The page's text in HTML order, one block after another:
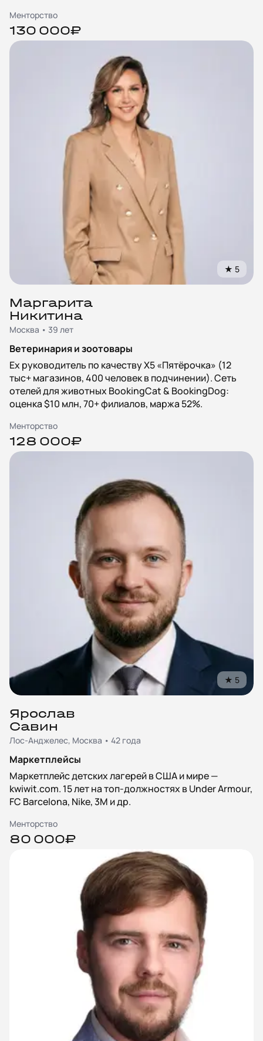
Менторство
130 000₽
★ 5
Маргарита
Никитина
Москва • 39 лет
Ветеринария и зоотовары
Ex руководитель по качеству X5 «Пятёрочка» (12
тыс+ магазинов, 400 человек в подчинении). Сеть
отелей для животных BookingCat & BookingDog:
оценка $10 млн, 70+ филиалов, маржа 52%.
Менторство
128 000₽
★ 5
Ярослав
Савин
Лос-Анджелес, Москва • 42 года
Маркетплейсы
Маркетплейс детских лагерей в США и мире —
kwiwit.com. 15 лет на топ-должностях в Under Armour,
FC Barcelona, Nike, 3M и др.
Менторство
80 000₽